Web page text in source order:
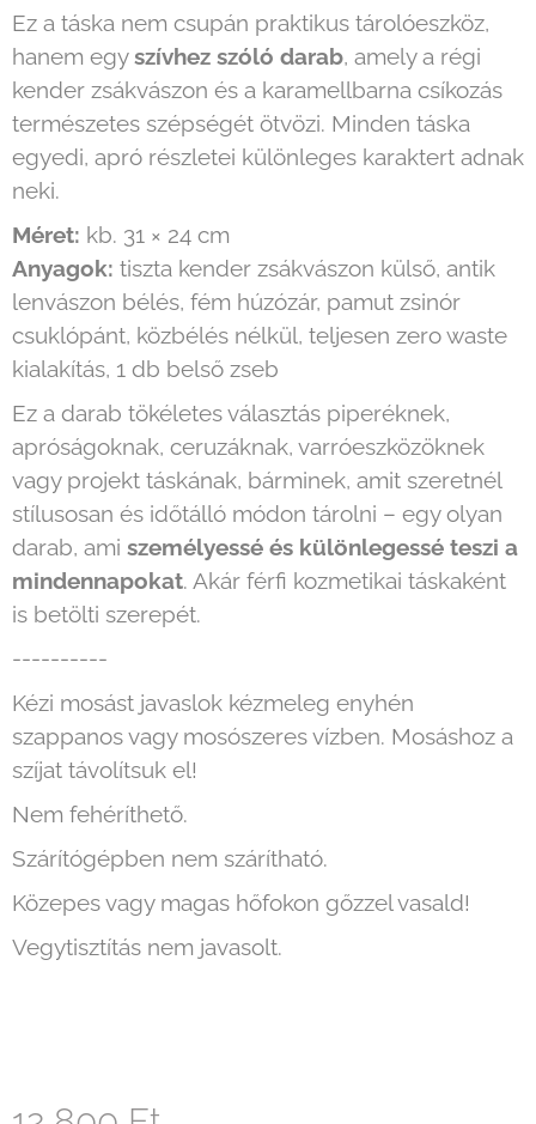
Ez a táska nem csupán praktikus tárolóeszköz,
hanem egyszívhez szóló darab, amely a régi
kender zsákvászon és a karamellbarna csíkozás
természetes szépségét ötvözi. Minden táska
egyedi, apró részletei különleges karaktert adnak
neki.
Méret: kb. 31 × 24 cm
Anyagok: tiszta kender zsákvászon külső, antik
lenvászon bélés, fém húzózár, pamut zsinór
csuklópánt, közbélés nélkül, teljesen zero waste
kialakítás, 1 db belső zseb
Ez a darab tökéletes választás piperéknek,
apróságoknak, ceruzáknak, varróeszközöknek
vagy projekt táskának, bárminek, amit szeretnél
stílusosan és időtálló módon tárolni – egy olyan
darab, ami személyessé és különlegessé teszi a
mindennapokat. Akár férfi kozmetikai táskaként
is betölti szerepét.
----------
Kézi mosást javaslok kézmeleg enyhén
szappanos vagy mosószeres vízben. Mosáshoz a
szíjat távolítsuk el!
Nem fehéríthető.
Szárítógépben nem szárítható.
Közepes vagy magas hőfokon gőzzel vasald!
Vegytisztítás nem javasolt.